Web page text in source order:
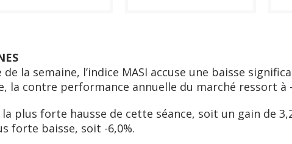
la semaine, l’indice MASI accuse une baisse
la contre performance annuelle du marché ressort à
plus forte hausse de cette séance, soit un gain de
forte baisse, soit -6,0%.